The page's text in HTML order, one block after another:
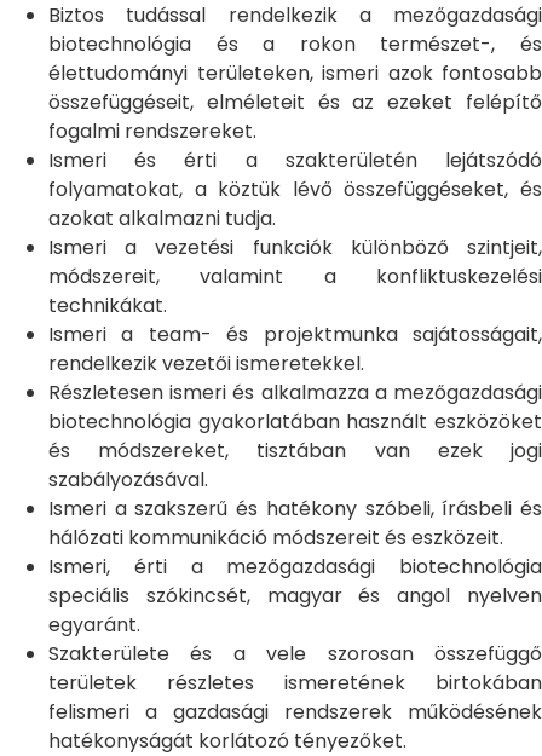
Biztos tudással rendelkezik a mezőgazdasági
biotechnológia és a rokon természet-, és
élettudományi területeken, ismeri azok fontosabb
összefüggéseit, elméleteit és az ezeket felépítő
fogalmi rendszereket.
Ismeri és érti a szakterületén lejátszódó
folyamatokat, a köztük lévő összefüggéseket, és
azokat alkalmazni tudja.
Ismeri a vezetési funkciók különböző szintjeit,
módszereit, valamint a konfliktuskezelési
technikákat.
Ismeri a team- és projektmunka sajátosságait,
rendelkezik vezetői ismeretekkel.
Részletesen ismeri és alkalmazza a mezőgazdasági
biotechnológia gyakorlatában használt eszközöket
és módszereket, tisztában van ezek jogi
szabályozásával.
Ismeri a szakszerű és hatékony szóbeli, írásbeli és
hálózati kommunikáció módszereit és eszközeit.
Ismeri, érti a mezőgazdasági biotechnológia
speciális szókincsét, magyar és angol nyelven
egyaránt.
Szakterülete és a vele szorosan összefüggő
területek részletes ismeretének birtokában
felismeri a gazdasági rendszerek működésének
hatékonyságát korlátozó tényezőket.